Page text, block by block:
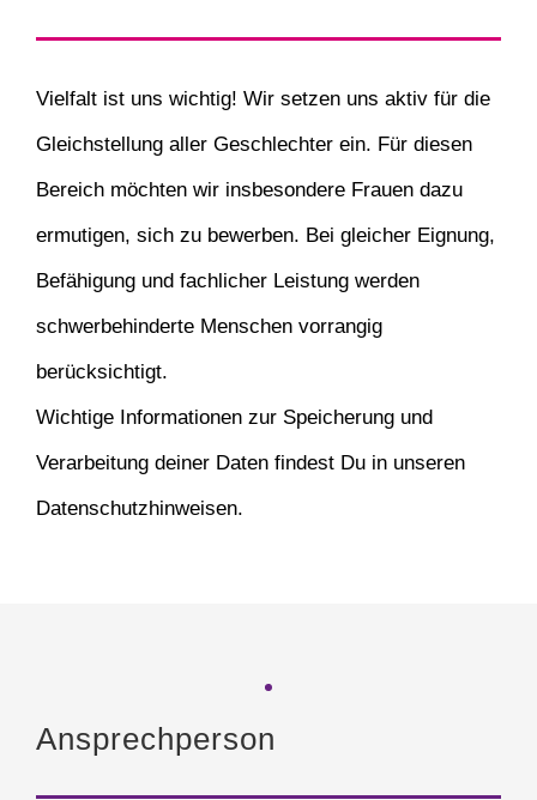
Vielfalt ist uns wichtig! Wir setzen uns aktiv für die
Gleichstellung aller Geschlechter ein. Für diesen
Bereich möchten wir insbesondere Frauen dazu
ermutigen, sich zu bewerben. Bei gleicher Eignung,
Befähigung und fachlicher Leistung werden
schwerbehinderte Menschen vorrangig
berücksichtigt.
Wichtige Informationen zur Speicherung und
Verarbeitung deiner Daten findest Du in unseren
Datenschutzhinweisen.
Ansprechperson